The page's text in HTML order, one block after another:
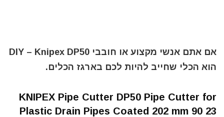
אם אתם אנשי מקצוע או חובבי DIY – Knipex DP50
הוא הכלי שחייב להיות לכם בארגז הכלים.
KNIPEX Pipe Cutter DP50 Pipe Cutter for
Plastic Drain Pipes Coated 202 mm 90 23